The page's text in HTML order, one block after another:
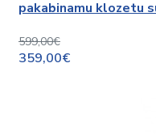
pakabinamu klozetu
599,00€
359,00€